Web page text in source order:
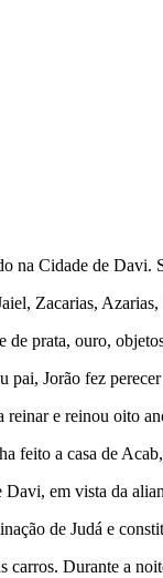
na Cidade de Davi.
Zacarias,
prata, ouro,
Jorão fez
e reinou oito
feito a casa de
em vista da
de Judá e
carros. Durante a